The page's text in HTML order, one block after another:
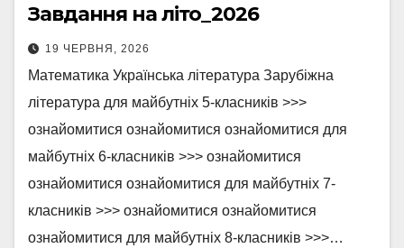
Завдання на літо_2026
19 ЧЕРВНЯ, 2026
Математика Українська література Зарубіжна
література для майбутніх 5-класників >>>
ознайомитися ознайомитися ознайомитися для
майбутніх 6-класників >>> ознайомитися
ознайомитися ознайомитися для майбутніх 7-
класників >>> ознайомитися ознайомитися
ознайомитися для майбутніх 8-класників >>>…